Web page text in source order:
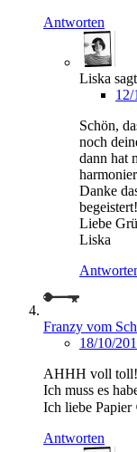
Antworten
Liska sagt
12/
Schön,
noch
dann hat
Danke
begeistert!
Liebe
Liska
Franzy vom
18/10/
AHHH voll toll!
Ich muss es
Ich liebe Papier
Antworten